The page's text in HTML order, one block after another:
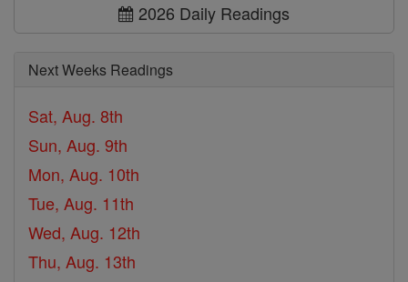
2026 Daily Readings
Next Weeks Readings
Sat, Aug. 8th
Sun, Aug. 9th
Mon, Aug. 10th
Tue, Aug. 11th
Wed, Aug. 12th
Thu, Aug. 13th